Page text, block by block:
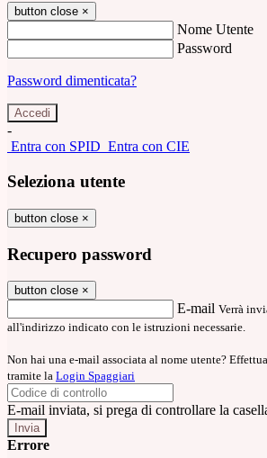
button close ×
Nome Utente
Password
Password dimenticata?
-
Entra con SPID Entra con CIE
Seleziona utente
button close ×
Recupero password
button close ×
E-mail Verrà
all'indirizzo indicato con le istruzioni necessarie.
Non hai una e-mail associata al nome utente?
tramite la Login Spaggiari
E-mail inviata, si prega di controllare la
Errore